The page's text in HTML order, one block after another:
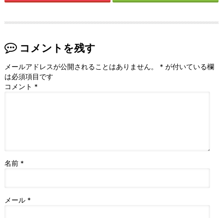
コメントを残す
メールアドレスが公開されることはありません。 * が付いている欄
は必須項目です
コメント *
名前 *
メール *